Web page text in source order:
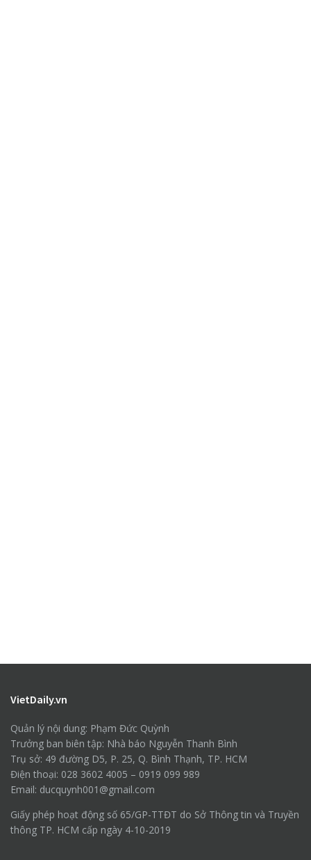
VietDaily.vn
Quản lý nội dung: Phạm Đức Quỳnh
Trưởng ban biên tập: Nhà báo Nguyễn Thanh Bình
Trụ sở: 49 đường D5, P. 25, Q. Bình Thạnh, TP. HCM
Điện thoại: 028 3602 4005 – 0919 099 989
Email: ducquynh001@gmail.com
Giấy phép hoạt động số 65/GP-TTĐT do Sở Thông tin và Truyền
thông TP. HCM cấp ngày 4-10-2019